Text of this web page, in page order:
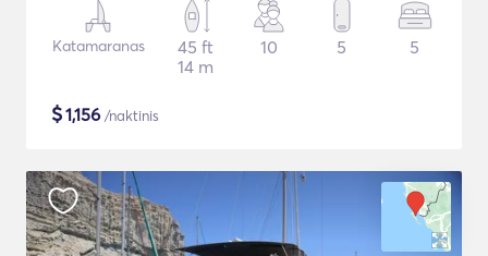
Katamaranas
45 ft
14 m
10 5 5
$1,156 /naktinis